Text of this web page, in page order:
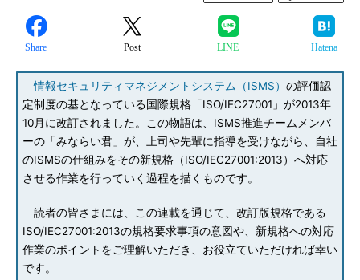
Share Post LINE Hatena
情報セキュリティマネジメントシステム（ISMS） の評価認
定制度の基となっている国際規格「ISO/IEC27001」が2013年
10月に改訂されました。この物語は、ISMS推進チームメンバ
ーの「みならい君」が、上司や先輩に指導を受けながら、自社
のISMSの仕組みをその新規格（ISO/IEC27001:2013）へ対応
させる作業を行っていく過程を描くものです。
読者の皆さまには、この連載を通じて、改訂版規格である
ISO/IEC27001:2013の規格要求事項の意図や、新規格への対応
作業のポイントをご理解いただき、お役立ていただければ幸い
です。